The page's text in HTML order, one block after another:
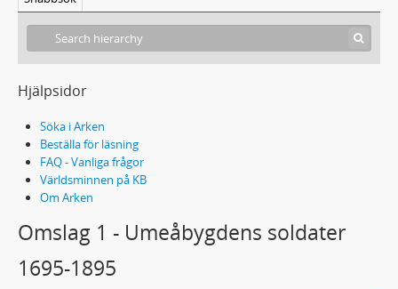
Hjälpsidor
Söka i Arken
Beställa för läsning
FAQ - Vanliga frågor
Världsminnen på KB
Om Arken
Omslag 1 - Umeåbygdens soldater
1695-1895
Handskrift 100 - Lennart Anderssons arkiv
1 - Manuskript: Umebygdens knektar , Ödehemman och skattehemman i Umeå socken